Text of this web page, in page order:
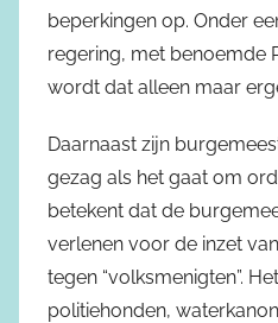
beperkingen op. Onder
regering, met benoemde
wordt dat alleen maar
Daarnaast zijn
gezag als het gaat om
betekent dat de
verlenen voor de inzet
tegen “volksmenigten”.
politiehonden,